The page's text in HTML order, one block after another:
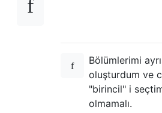
Bölümlerimi
oluşturdum ve
"birincil" i
olmamalı.